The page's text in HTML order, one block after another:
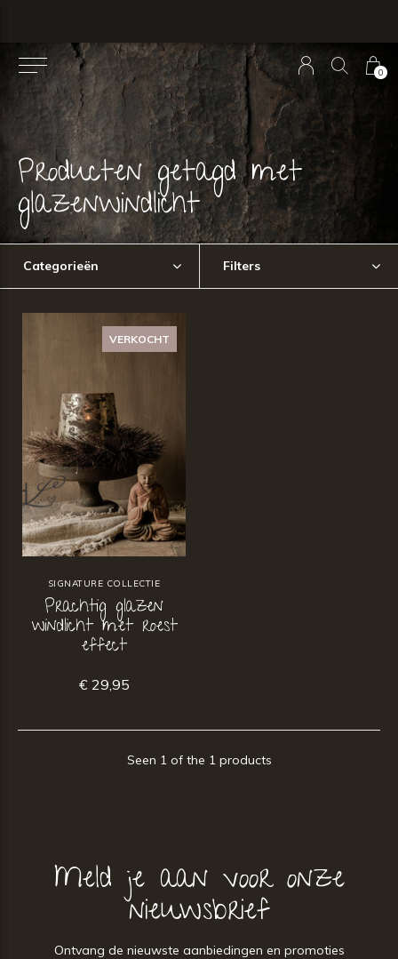
0
Producten getagd met
glazenwindlicht
Categorieën Filters
VERKOCHT
SIGNATURE COLLECTIE
Prachtig glazen
windlicht met roest
effect
€ 29,95
Seen 1 of the 1 products
Meld je aan voor onze
nieuwsbrief
Ontvang de nieuwste aanbiedingen en promoties